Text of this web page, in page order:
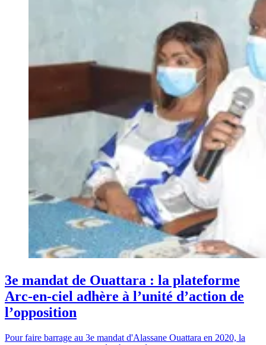
3e mandat de Ouattara : la plateforme
Arc-en-ciel adhère à l’unité d’action de
l’opposition
Pour faire barrage au 3e mandat d'Alassane Ouattara en 2020, la